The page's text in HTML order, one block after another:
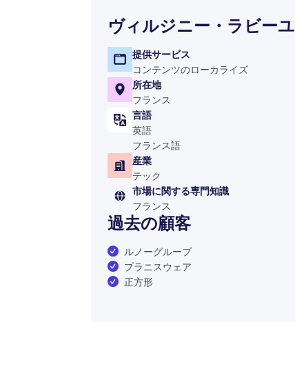
ヴィルジニー・ラビーユ
提供サービス
コンテンツのローカライズ
所在地
フランス
言語
英語
フランス語
産業
テック
市場に関する専門知識
フランス
過去の顧客
ルノーグループ
プラニスウェア
正方形